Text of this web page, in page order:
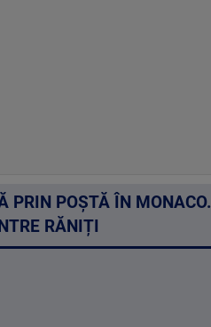
PRIN POȘTĂ ÎN
RĂNIȚI